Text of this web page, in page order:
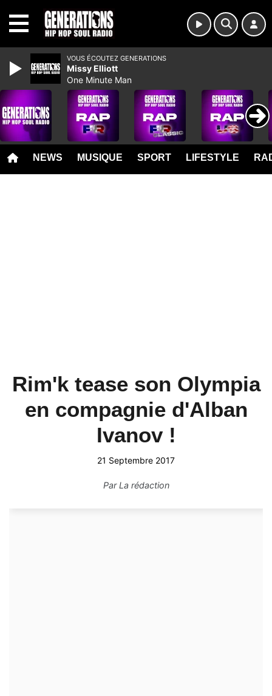
NEWS MUSIQUE SPORT LIFESTYLE
Rim'k tease son Olympia
en compagnie d'Alban
Ivanov !
21 Septembre 2017
ParLa rédaction
VOUS ÉCOUTEZ GENERATIONS
Missy Elliott
One Minute Man